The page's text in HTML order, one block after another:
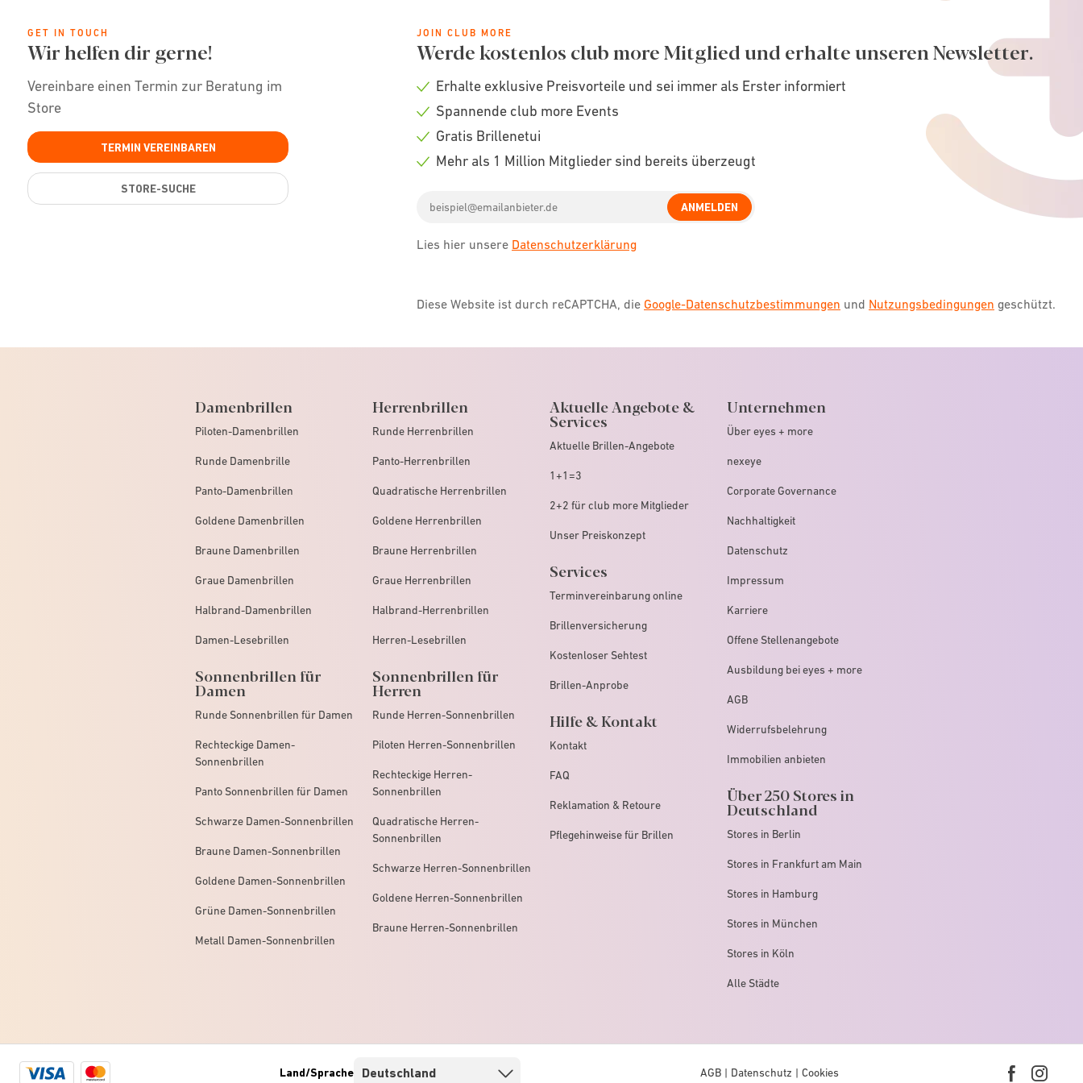
GET IN TOUCH
Wir helfen dir gerne!
Vereinbare einen Termin zur Beratung im
Store
TERMIN VEREINBAREN
STORE-SUCHE
JOIN CLUB MORE
Werde kostenlos club more Mitglied und erhalte unseren Newsletter.
Check
Erhalte exklusive Preisvorteile und sei immer als Erster informiert
Check
Spannende club more Events
Check
Gratis Brillenetui
Mehr als 1 Million Mitglieder sind bereits überzeugt
address
ANMELDEN
Lies hier unsere Datenschutzerklärung
Diese Website ist durch reCAPTCHA, die Google-Datenschutzbestimmungen und Nutzungsbedingungen geschützt.
Damenbrillen
Piloten-Damenbrillen
Runde Damenbrille
Panto-Damenbrillen
Goldene Damenbrillen
Braune Damenbrillen
Graue Damenbrillen
Halbrand-Damenbrillen
Damen-Lesebrillen
Sonnenbrillen für
Damen
Runde Sonnenbrillen für Damen
Rechteckige Damen-
Sonnenbrillen
Panto Sonnenbrillen für Damen
Schwarze Damen-Sonnenbrillen
Braune Damen-Sonnenbrillen
Goldene Damen-Sonnenbrillen
Grüne Damen-Sonnenbrillen
Metall Damen-Sonnenbrillen
Herrenbrillen
Runde Herrenbrillen
Panto-Herrenbrillen
Quadratische Herrenbrillen
Goldene Herrenbrillen
Braune Herrenbrillen
Graue Herrenbrillen
Halbrand-Herrenbrillen
Herren-Lesebrillen
Sonnenbrillen für
Herren
Runde Herren-Sonnenbrillen
Piloten Herren-Sonnenbrillen
Rechteckige Herren-
Sonnenbrillen
Quadratische Herren-
Sonnenbrillen
Schwarze Herren-Sonnenbrillen
Goldene Herren-Sonnenbrillen
Braune Herren-Sonnenbrillen
Aktuelle Angebote &
Services
Aktuelle Brillen-Angebote
1+1=3
2+2 für club more Mitglieder
Unser Preiskonzept
Services
Terminvereinbarung online
Brillenversicherung
Kostenloser Sehtest
Brillen-Anprobe
Hilfe & Kontakt
Kontakt
FAQ
Reklamation & Retoure
Pflegehinweise für Brillen
Unternehmen
Über eyes + more
nexeye
Corporate Governance
Nachhaltigkeit
Datenschutz
Impressum
Karriere
Offene Stellenangebote
Ausbildung bei eyes + more
AGB
Widerrufsbelehrung
Immobilien anbieten
Über 250 Stores in
Deutschland
Stores in Berlin
Stores in Frankfurt am Main
Stores in Hamburg
Stores in München
Stores in Köln
Alle Städte
Visa
Mastercard
Land/Sprache AGB Datenschutz Cookies